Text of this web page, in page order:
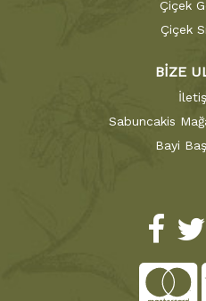
Çiçek
Çiçek
BİZE
Sabuncakis
Bayi